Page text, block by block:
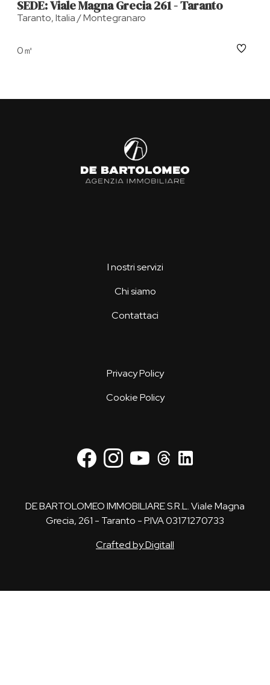
SEDE: Viale Magna Grecia 261 - Taranto
Taranto, Italia / Montegranaro
0㎡
I nostri servizi
Chi siamo
Contattaci
Privacy Policy
Cookie Policy
DE BARTOLOMEO IMMOBILIARE S.R.L. Viale Magna
Grecia, 261 - Taranto - P.IVA 03171270733
Crafted by Digitall